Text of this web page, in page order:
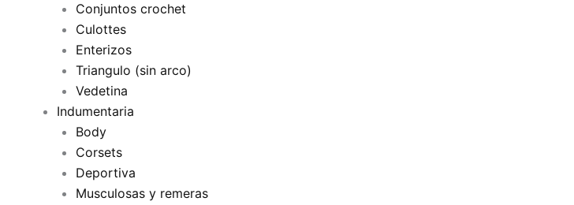
Conjuntos crochet
Culottes
Enterizos
Triangulo (sin arco)
Vedetina
Indumentaria
Body
Corsets
Deportiva
Musculosas y remeras